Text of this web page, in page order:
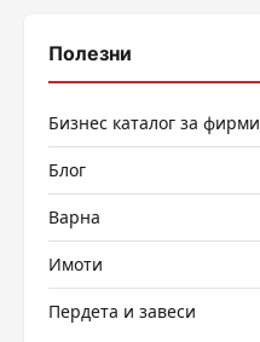
Полезни
Бизнес каталог за фирми
Блог
Варна
Имоти
Пердета и завеси